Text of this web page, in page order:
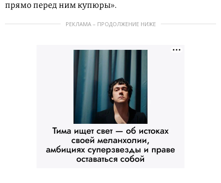
прямо перед ним купюры».
РЕКЛАМА – ПРОДОЛЖЕНИЕ НИЖЕ